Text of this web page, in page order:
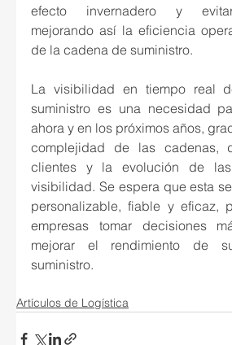
efecto invernadero y
mejorando así la eficiencia
de la cadena de suministro.
La visibilidad en tiempo real
suministro es una necesidad
ahora y en los próximos años,
complejidad de las cadenas,
clientes y la evolución de
visibilidad. Se espera que esta
personalizable, fiable y eficaz,
empresas tomar decisiones
mejorar el rendimiento de
suministro.
Artículos de Logística